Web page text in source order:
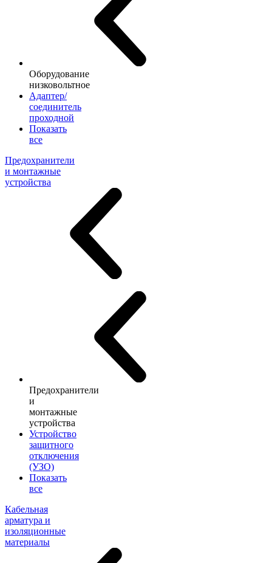
Оборудование
низковольтное
Адаптер/
соединитель
проходной
Показать
все
Предохранители
и монтажные
устройства
Предохранители
и
монтажные
устройства
Устройство
защитного
отключения
(УЗО)
Показать
все
Кабельная
арматура и
изоляционные
материалы